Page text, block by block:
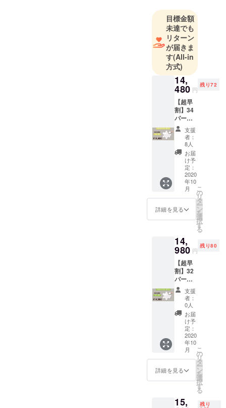
沢山ありま
す。株式会
社NEXUS
AGEはそん
な商品と日
本との架け
橋になるよ
う、いち早
く日本市場
に取り入れ
ることで、
お客様のビ
ジネスの発
展、生活の
向上に大き
く貢献でき
ると考えて
います。
目標金額
未達でも
リターン
が届きま
す(All-in
方式)
14,
480 円
残り72
【超早
割】34
パーセ
ントオ
フ
Links
10個
セット
定価
21,980
→14,48
0円 ・
Links
10個
セット
は、ご
自宅ま
での送
料も含
まれて
お りま
す。 ・
製造状
況によ
り出荷
時期が
遅れる
場合が
ござい
ます。
支援
者：
8人
お届
け予
定：
2020
年10
月
詳細を見る
こ
の
リ
タ
ー
ン
を
選
択
す
る
14,
980 円
残り80
【超早
割】32
パーセ
ントオ
フ
Links
10個
セット
・商品
代金に
は、ご
自宅ま
での送
料も含
まれて
製造状
支援
者：
0人
お届
け予
定：
2020
年10
月
詳細を見る
こ
の
リ
タ
ー
ン
を
選
択
す
る
15, 残り